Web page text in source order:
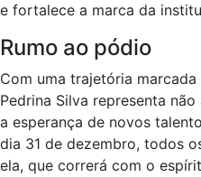
e fortalece a marca da
Rumo ao pódio
Com uma trajetória
Pedrina Silva representa
a esperança de novos
dia 31 de dezembro, todos
ela, que correrá com o